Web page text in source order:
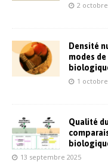
2
Densité
modes
1
Qualité
13 septembre 2025